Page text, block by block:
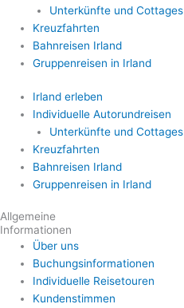
Unterkünfte und Cottages
Kreuzfahrten
Bahnreisen Irland
Gruppenreisen in Irland
Irland erleben
Individuelle Autorundreisen
Unterkünfte und Cottages
Kreuzfahrten
Bahnreisen Irland
Gruppenreisen in Irland
Allgemeine
Informationen
Über uns
Buchungsinformationen
Individuelle Reisetouren
Kundenstimmen